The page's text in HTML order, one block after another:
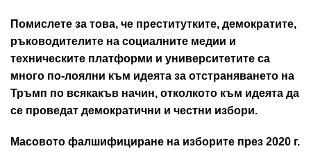
Помислете за това, че преститутките, демократите,
ръководителите на социалните медии и
техническите платформи и университетите са
много по-лоялни към идеята за отстраняването на
Тръмп по всякакъв начин, отколкото към идеята да
се проведат демократични и честни избори.
Масовото фалшифициране на изборите през 2020 г.